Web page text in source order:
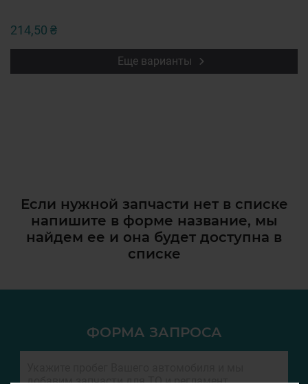
214,50 ₴
Еще варианты
Если нужной запчасти нет в списке
напишите в форме название, мы
найдем ее и она будет доступна в
списке
ФОРМА ЗАПРОСА